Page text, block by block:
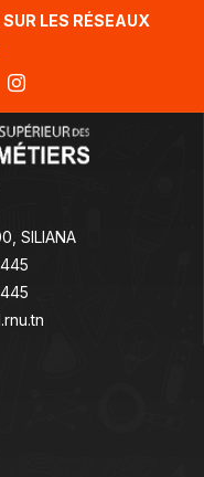
LES RÉSEAUX
SILIANA